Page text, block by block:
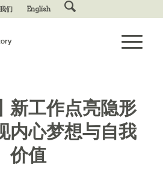
们 English
新工作点亮隐形
内心梦想与自我
价值